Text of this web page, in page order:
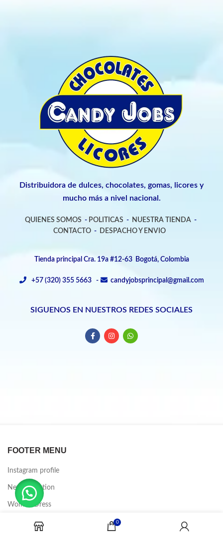
Distribuidora de dulces, chocolates, gomas, licores y
mucho más a nivel nacional.
QUIENES SOMOS - POLITICAS - NUESTRA TIENDA -
CONTACTO- DESPACHO Y ENVIO
Tienda principal Cra. 19a #12-63 Bogotá, Colombia
+57 (320) 355 5663 - candyjobsprincipal@gmail.com
SIGUENOS EN NUESTROS REDES SOCIALES
FOOTER MENU
Instagram profile
New Collection
Woman Dress
Contact Us 0